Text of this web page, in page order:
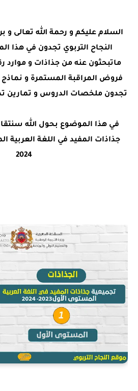
السلام عليكم و رحمة الله تعالى و
النجاح التربوي تجدون في هذا
ماتبحثون عنه من جذاذات و موارد
فروض المراقبة المستمرة و
تجدون ملخصات الدروس و تمارين
في هذا الموضوع بحول الله
2024